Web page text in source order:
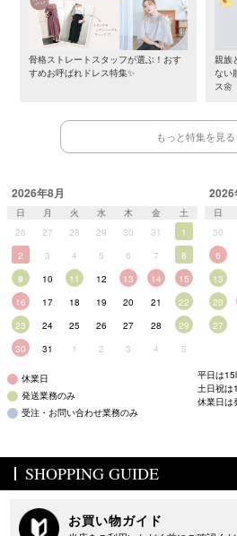
骨格ストレートスタッフが選ぶ！おす
すめお呼ばれドレス特集✨
親族
ない
ス🌼
もっと特集を見る
2026年8月
日 月 火 水 木 金
土
26
27 28 29 30 31
1
2
3 4 5 6 7
8
9
10 11 12 13 14
15
16
17 18 19 20 21
22
23
24 25 26 27 28
29
30
31 1 2 3 4 5
2026
日
30
6
13
20
27
休業日
発送業務のみ
受注・お問い合わせ業務のみ
平日は15
土日祝は
休業日は
SHOPPING GUIDE